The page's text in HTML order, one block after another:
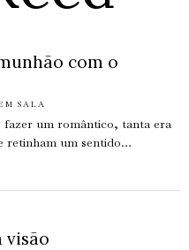
com o
SALA
fazer um romântico, tanta era
retinham um sentido…
visão